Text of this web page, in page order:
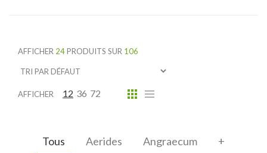
AFFICHER 24PRODUITS SUR 106
AFFICHER 12 36 72
Tous Aerides Angraecum +